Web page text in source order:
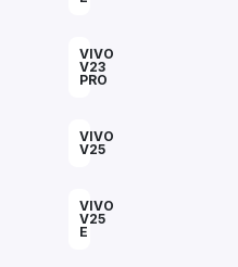
VIVO
V23
PRO
VIVO
V25
VIVO
V25
E